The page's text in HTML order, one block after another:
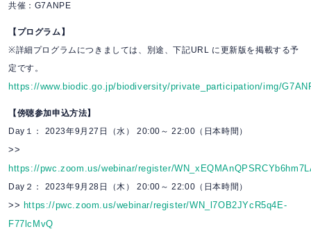
共催：G7ANPE
【プログラム】
※詳細プログラムにつきましては、別途、下記URL に更新版を掲載する予
定です。
https://www.biodic.go.jp/biodiversity/private_participation/img/
【傍聴参加申込方法】
Day１： 2023年9月27日（水） 20:00～ 22:00（日本時間）
>>
https://pwc.zoom.us/webinar/register/
Day２： 2023年9月28日（木） 20:00～ 22:00（日本時間）
>> https://pwc.zoom.us/webinar/register/WN_l7OB2JYcR5q4E-
F77lcMvQ